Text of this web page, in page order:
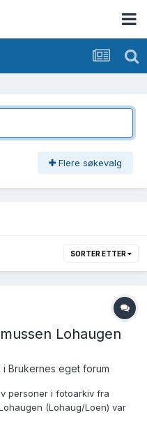
Flere søkevalg
SORTER ETTER
Lohaugen
i Brukernes eget forum
personer i fotoarkiv fra
(Lohaug/Loen) var